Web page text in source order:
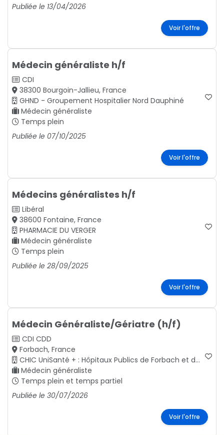
Publiée le 13/04/2026
Voir l'offre
Médecin généraliste h/f
CDI
38300 Bourgoin-Jallieu, France
GHND - Groupement Hospitalier Nord Dauphiné
Médecin généraliste
Temps plein
Publiée le 07/10/2025
Voir l'offre
Médecins généralistes h/f
Libéral
38600 Fontaine, France
PHARMACIE DU VERGER
Médecin généraliste
Temps plein
Publiée le 28/09/2025
Voir l'offre
Médecin Généraliste/Gériatre (h/f)
CDI CDD
Forbach, France
CHIC UniSanté + : Hôpitaux Publics de Forbach et de Saint-Avold
Médecin généraliste
Temps plein et temps partiel
Publiée le 30/07/2026
Voir l'offre